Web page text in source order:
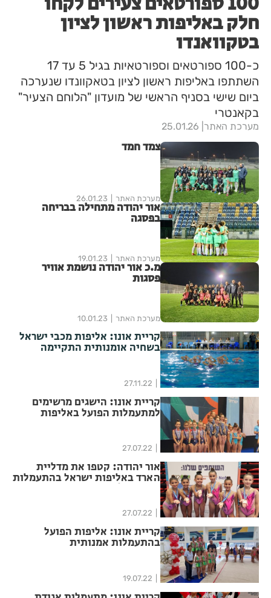
חלק באליפות ראשון לציון
בטקוואנדו
כ-100 ספורטאים וספורטאיות בגיל 5 עד 17
השתתפו באליפות ראשון לציון בטאקוונדו שנערכה
ביום שישי בסניף הראשי של מועדון "הלוחם הצעיר"
בקאנטרי
מערכת האתר 25.01.26
צמד חמד
מערכת האתר 26.01.23
אור יהודה מתחילה בבריחה
בפסגה
מערכת האתר 19.01.23
מ.כ אור יהודה נושמת אוויר
פסגות
מערכת האתר 10.01.23
קריית אונו: אליפות מכבי ישראל
בשחיה אומנותית התקיימה
27.11.22
קריית אונו: הישגים מרשימים
למתעמלות הפועל באליפות
27.07.22
אור יהודה: קטפו את מדליית
הארד באליפות ישראל בהתעמלות
אמנותית!
27.07.22
קריית אונו: אליפות הפועל
בהתעמלות אמנותית
19.07.22